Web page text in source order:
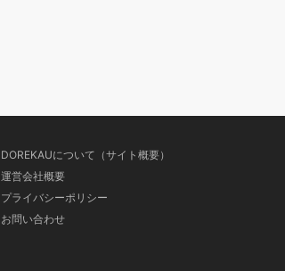
DOREKAUについて（サイト概要）
運営会社概要
プライバシーポリシー
お問い合わせ